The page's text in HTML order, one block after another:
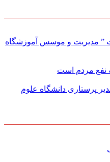
” مدیریت و موسس آموزشگاه
نفع مردم است
پرستاری دانشگاه علوم